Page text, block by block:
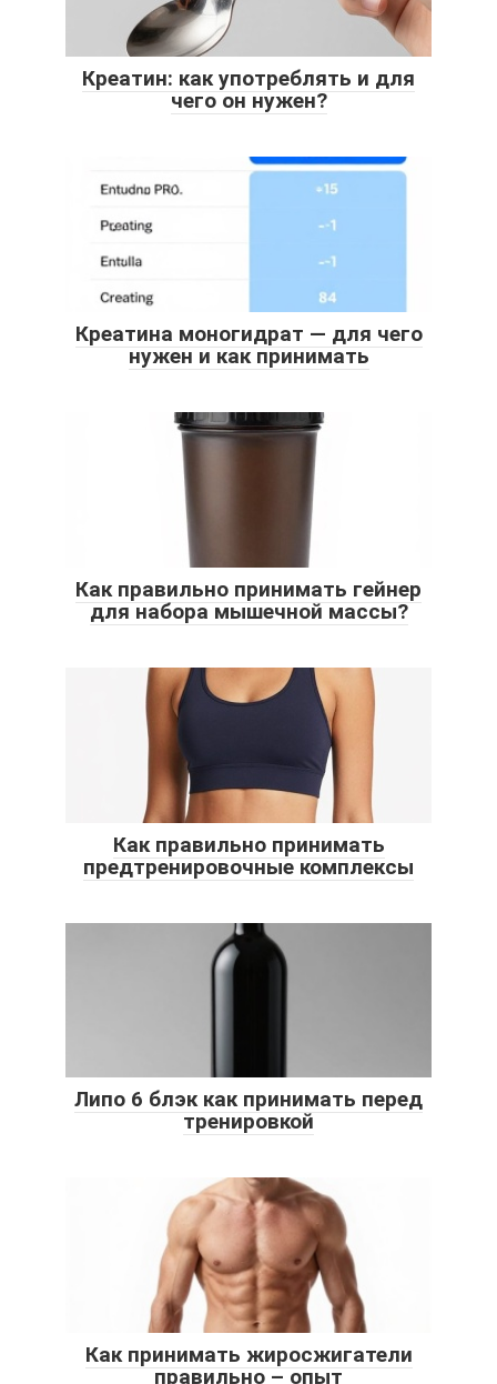
Креатин: как употреблять и для
чего он нужен?
Креатина моногидрат — для чего
нужен и как принимать
Как правильно принимать гейнер
для набора мышечной массы?
Как правильно принимать
предтренировочные комплексы
Липо 6 блэк как принимать перед
тренировкой
Как принимать жиросжигатели
правильно – опыт